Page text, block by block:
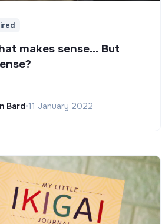
makes sense... But
Bard•11 January 2022